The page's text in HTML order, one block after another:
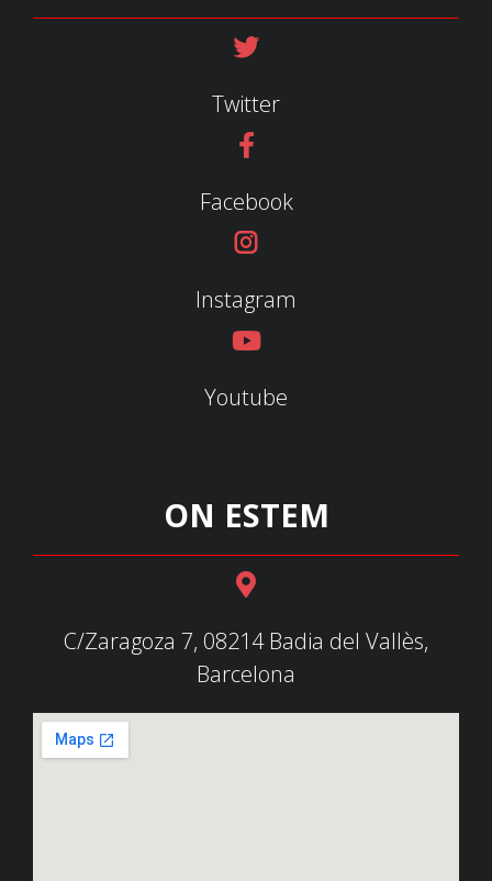
Twitter
Facebook
Instagram
Youtube
ON ESTEM
C/Zaragoza 7, 08214 Badia del Vallès,
Barcelona